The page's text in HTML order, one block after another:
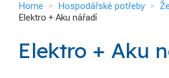
Home Hospodářské potřeby
Elektro + Aku nářadí
Elektro + Aku
Home
Kontakt